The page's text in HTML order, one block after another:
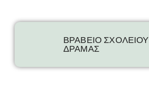
ΒΡΑΒΕΙΟ ΣΧΟΛΕΙΟΥ
ΔΡΑΜΑΣ